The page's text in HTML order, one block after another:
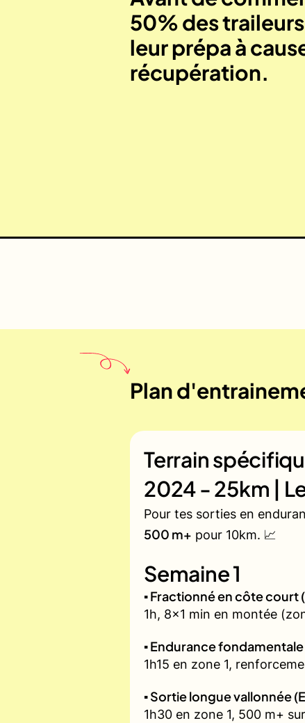
50% des
leur prépa à
récupération.
Plan
Terrain
2024 - 25km |
Pour tes sorties en
500 m+ pour 10km. 📈
Semaine 1
▪️ Fractionné en côte court
1h, 8x1 min en montée
▪️ Endurance
1h15 en zone 1,
▪️ Sortie longue vallonnée
1h30 en zone 1, 500 m+